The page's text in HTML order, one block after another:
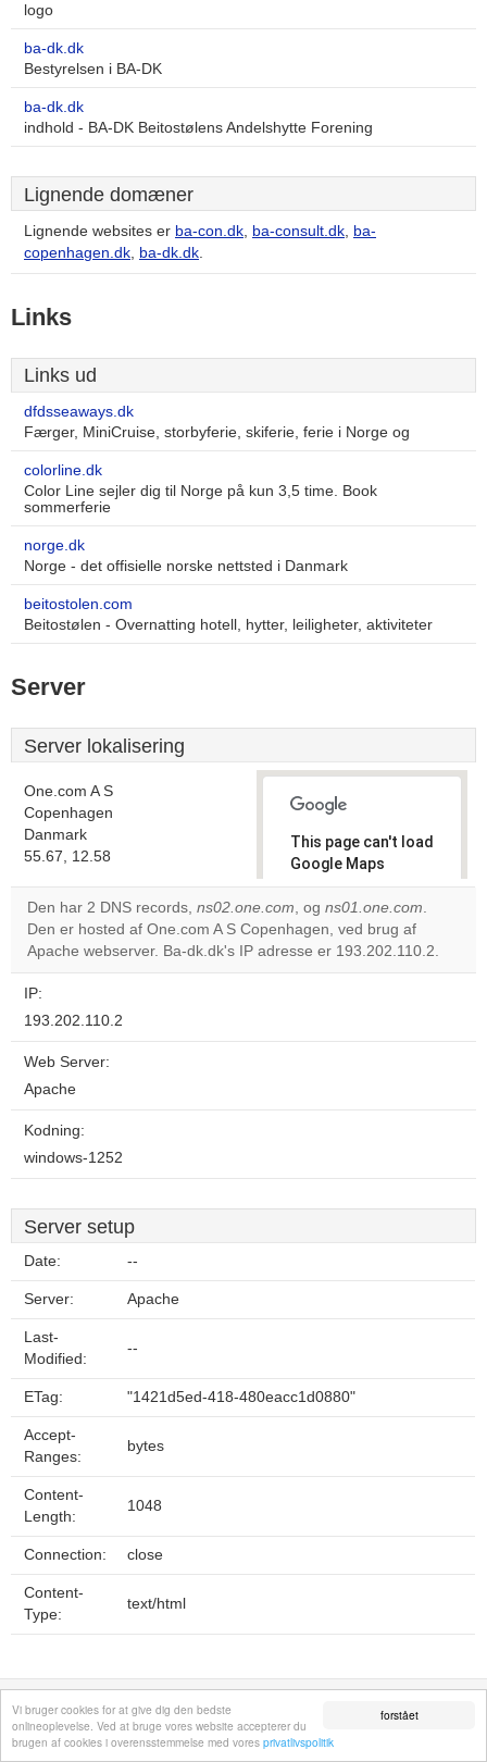
forstået
Vi bruger cookies for at give dig den bedste
onlineoplevelse. Ved at bruge vores website accepterer du
brugen af cookies i overensstemmelse med vores privatlivspolitik
logo
ba-dk.dk
Bestyrelsen i BA-DK
ba-dk.dk
indhold - BA-DK Beitostølens Andelshytte Forening
Lignende domæner
Lignende websites er ba-con.dk, ba-consult.dk, ba-
copenhagen.dk, ba-dk.dk.
Links
Links ud
dfdsseaways.dk
Færger, MiniCruise, storbyferie, skiferie, ferie i Norge og
colorline.dk
Color Line sejler dig til Norge på kun 3,5 time. Book
sommerferie
norge.dk
Norge - det offisielle norske nettsted i Danmark
beitostolen.com
Beitostølen - Overnatting hotell, hytter, leiligheter, aktiviteter
Server
Server lokalisering
One.com A S
Copenhagen
Danmark
55.67, 12.58
This page can't load
Google Maps
correctly.
Do you
own this
OK
Den har 2 DNS records, ns02.one.com, og ns01.one.com.
Den er hosted af One.com A S Copenhagen, ved brug af
Apache webserver. Ba-dk.dk's IP adresse er 193.202.110.2.
IP:
193.202.110.2
Web Server:
Apache
Kodning:
windows-1252
Server setup
Date: --
Server: Apache
Last-
Modified:
--
ETag: "1421d5ed-418-480eacc1d0880"
Accept-
Ranges:
bytes
Content-
Length:
1048
Connection: close
Content-
Type:
text/html